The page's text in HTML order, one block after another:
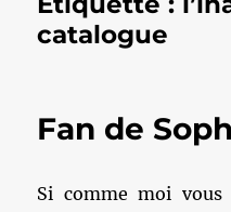
catalogue
Fan de
Si comme moi